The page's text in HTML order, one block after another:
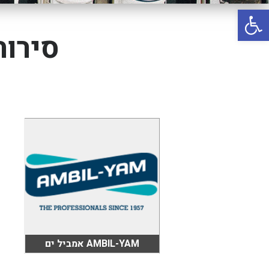
פתח סרגל נגישות
בטבריה
ביפו
בכנרת מחיר / מחירים
בכנרת גינוסר
בכנרת טבריה
AMBIL-YAM אמביל ים